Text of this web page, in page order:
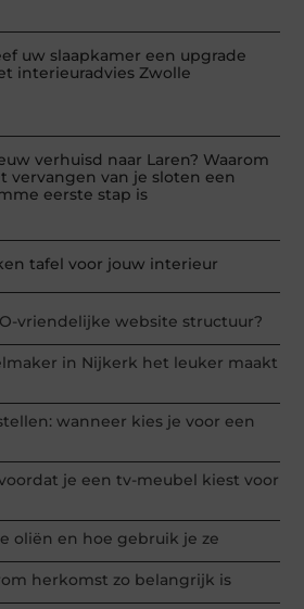
uw slaapkamer een upgrade
interieuradvies Zwolle
verhuisd naar Laren? Waarom
vervangen van je sloten een
eerste stap is
tafel voor jouw interieur
vriendelijke website structuur?
in Nijkerk het leuker maakt
wanneer kies je voor een
je een tv-meubel kiest voor
oliën en hoe gebruik je ze
herkomst zo belangrijk is